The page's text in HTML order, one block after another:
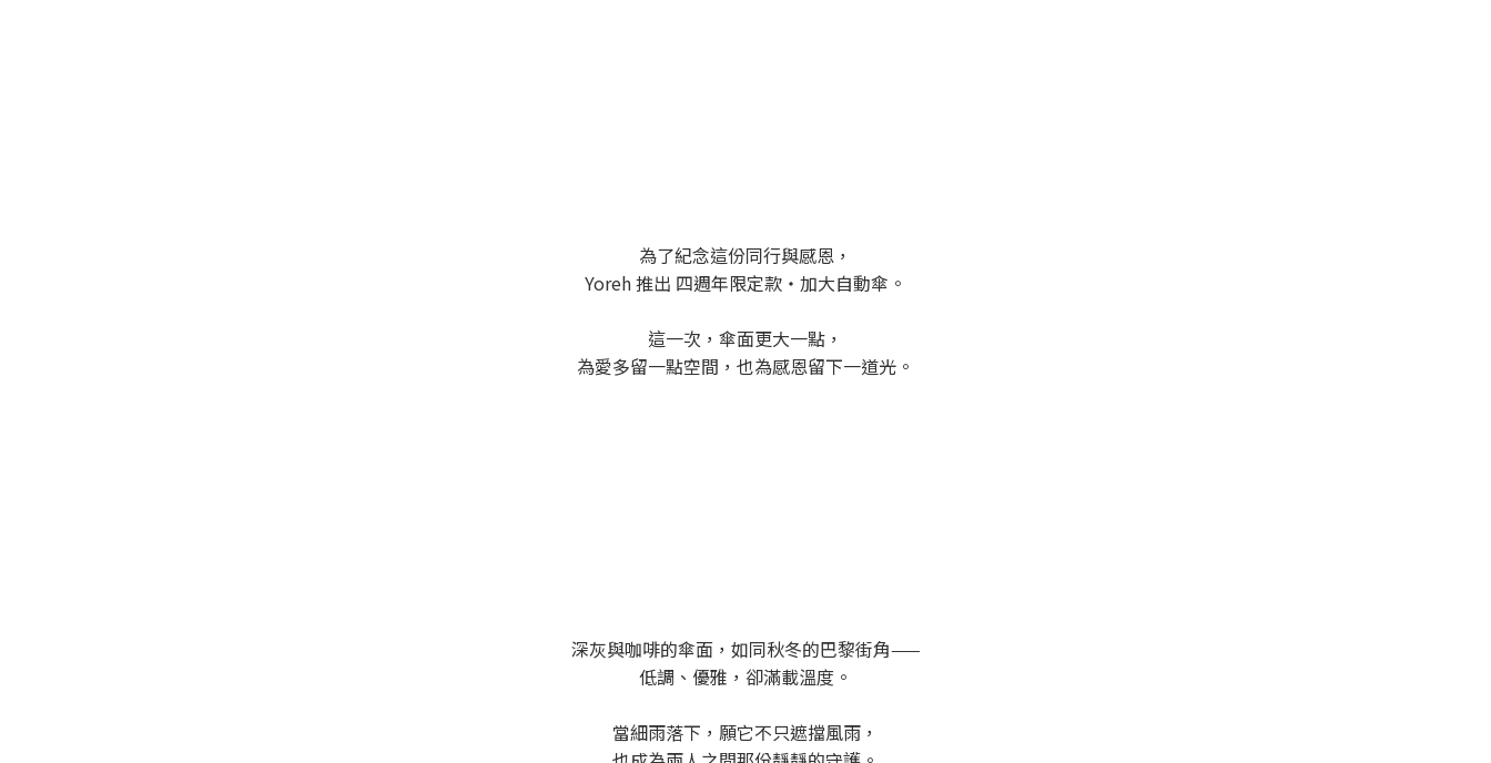
為了紀念這份同行與感恩，
Yoreh 推出 四週年限定款・加大自動傘。
這一次，傘面更大一點，
為愛多留一點空間，也為感恩留下一道光。
深灰與咖啡的傘面，如同秋冬的巴黎街角——
低調、優雅，卻滿載溫度。
當細雨落下，願它不只遮擋風雨，